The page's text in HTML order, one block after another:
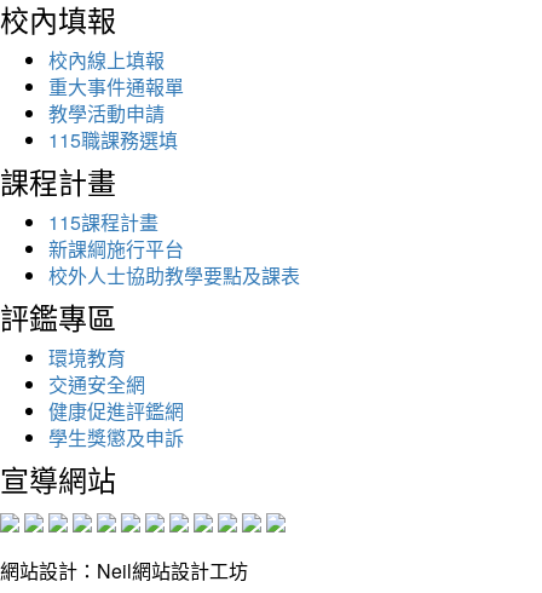
校內填報
校內線上填報
重大事件通報單
教學活動申請
115職課務選填
課程計畫
115課程計畫
新課綱施行平台
校外人士協助教學要點及課表
評鑑專區
環境教育
交通安全網
健康促進評鑑網
學生獎懲及申訴
宣導網站
網站設計：Neil網站設計工坊